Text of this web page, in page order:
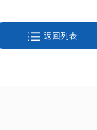
返回列表